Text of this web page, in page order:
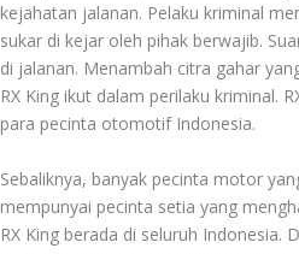
kejahatan jalanan. Pelaku kriminal
sukar di kejar oleh pihak berwajib.
di jalanan. Menambah citra gahar
RX King ikut dalam perilaku kriminal.
para pecinta otomotif Indonesia.
Sebaliknya, banyak pecinta motor
mempunyai pecinta setia yang
RX King berada di seluruh